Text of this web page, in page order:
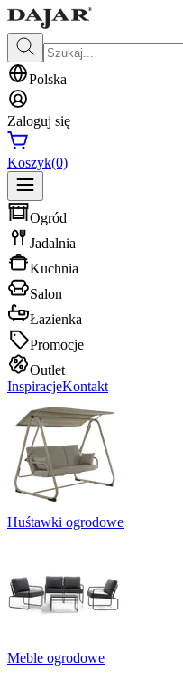
Polska
Zaloguj się
Koszyk(0)
Ogród
Jadalnia
Kuchnia
Salon
Łazienka
Promocje
Outlet
InspiracjeKontakt
Huśtawki ogrodowe
Meble ogrodowe